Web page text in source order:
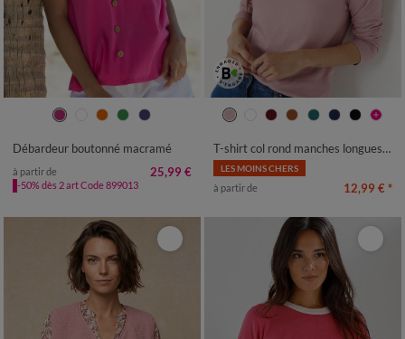
34/36 38/40 42/44 46/48
Débardeur boutonné macramé
à partir de 25,99 €
-50% dès 2 art Code 899013
34/36 38/40 42/44
46/48
T-shirt col rond manches longues uni
LES MOINS CHERS
à partir de 12,99 € *